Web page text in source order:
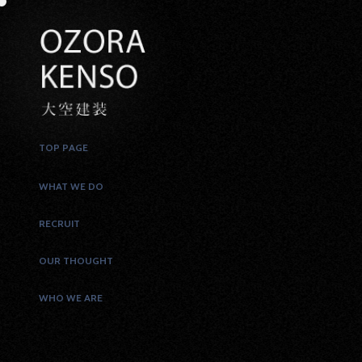
TOP PAGE
WHAT WE DO
RECRUIT
OUR THOUGHT
WHO WE ARE